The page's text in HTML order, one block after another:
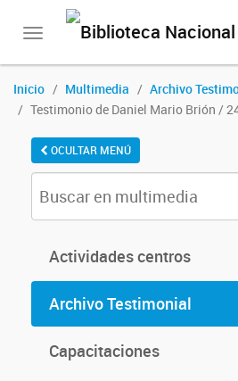
Toggle
Inicio Multimedia
Archivo
Testimonio de Daniel Mario Brión /
OCULTAR MENÚ
Actividades centros
Archivo Testimonial
Capacitaciones